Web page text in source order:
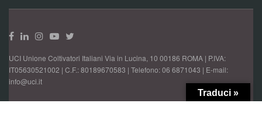
UCI Unione Coltivatori Italiani Via in Lucina, 10 00186 ROMA | P.IVA:
IT05630521002 | C.F.: 80189670583 | Telefono: 06 6871043 | E-mail:
info@uci.it
Traduci »